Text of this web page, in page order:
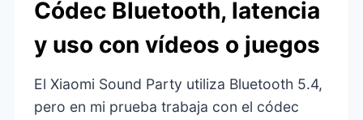
Códec Bluetooth, latencia
y uso con vídeos o juegos
El Xiaomi Sound Party utiliza Bluetooth 5.4,
pero en mi prueba trabaja con el códec